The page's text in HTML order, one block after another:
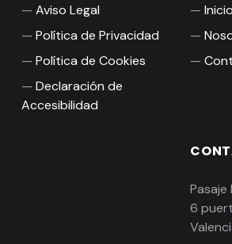
Aviso Legal
Política de Privacidad
Política de Cookies
Declaración de
Accesibilidad
Inicio
Pasaje
6